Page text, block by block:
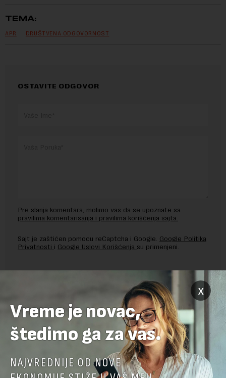
TEMA:
APR DRUŠTVENA ODGOVORNOST
OSTAVITE ODGOVOR
Pre slanja komentara, molimo vas da se upoznate sa
pravilima komentarisanja i pravilima korišćenja sajta.
Sajt je zaštićen pomocu reCaptcha i Google. Google Politika
Privatnosti i Google Uslovi Korišćenja su primenjeni.
x
Vreme je novac,
štedimo ga za vas.
NAJVREDNIJE OD NOVE